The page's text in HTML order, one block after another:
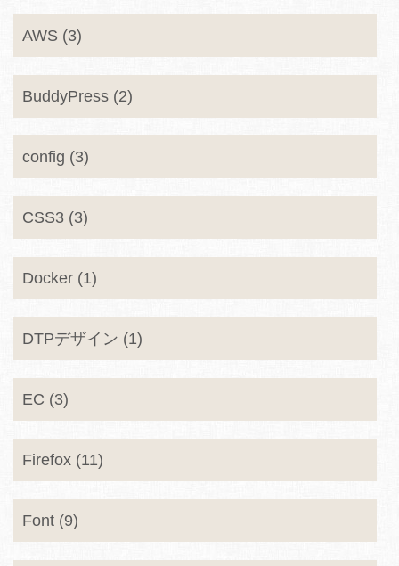
AWS (3)
BuddyPress (2)
config (3)
CSS3 (3)
Docker (1)
DTPデザイン (1)
EC (3)
Firefox (11)
Font (9)